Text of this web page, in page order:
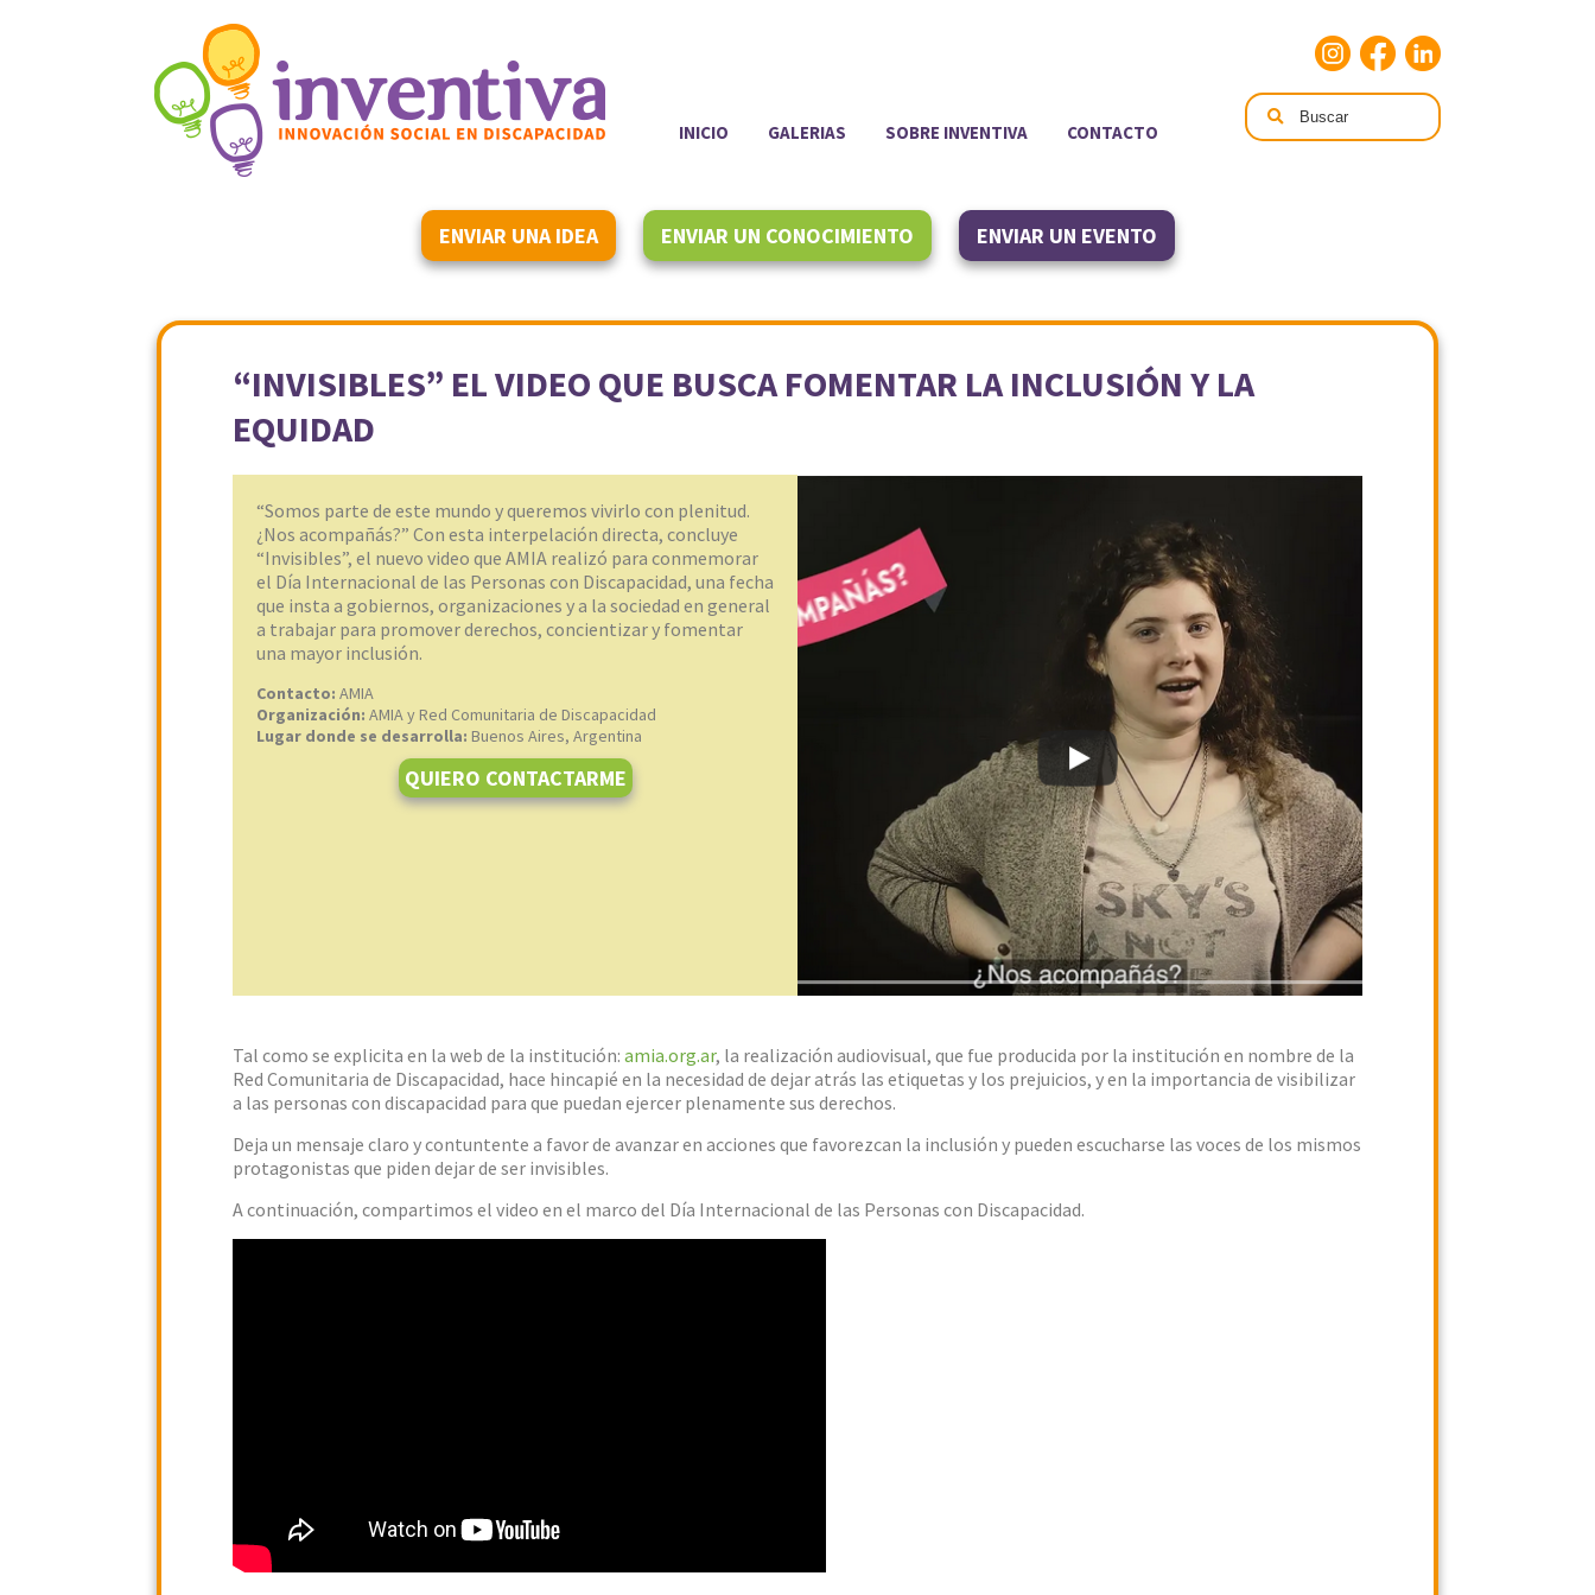
INICIO GALERIAS SOBRE INVENTIVA CONTACTO
ENVIAR UNA IDEA ENVIAR UN CONOCIMIENTO ENVIAR UN EVENTO
“INVISIBLES” EL VIDEO QUE BUSCA FOMENTAR LA INCLUSIÓN Y LA
EQUIDAD
“Somos parte de este mundo y queremos vivirlo con plenitud.
¿Nos acompañás?” Con esta interpelación directa, concluye
“Invisibles”, el nuevo video que AMIA realizó para conmemorar
el Día Internacional de las Personas con Discapacidad, una fecha
que insta a gobiernos, organizaciones y a la sociedad en general
a trabajar para promover derechos, concientizar y fomentar
una mayor inclusión.
Contacto: AMIA
Organización: AMIA y Red Comunitaria de Discapacidad
Lugar donde se desarrolla: Buenos Aires, Argentina
QUIERO CONTACTARME
Tal como se explicita en la web de la institución: amia.org.ar, la realización audiovisual, que fue producida por la institución en nombre de la
Red Comunitaria de Discapacidad, hace hincapié en la necesidad de dejar atrás las etiquetas y los prejuicios, y en la importancia de visibilizar
a las personas con discapacidad para que puedan ejercer plenamente sus derechos.
Deja un mensaje claro y contuntente a favor de avanzar en acciones que favorezcan la inclusión y pueden escucharse las voces de los mismos
protagonistas que piden dejar de ser invisibles.
A continuación, compartimos el video en el marco del Día Internacional de las Personas con Discapacidad.